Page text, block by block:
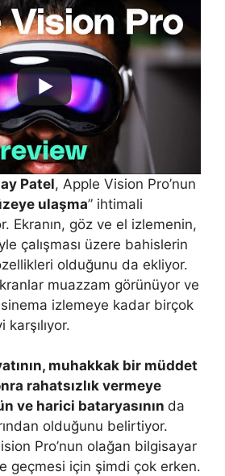
Patel, Apple Vision Pro’nun
ulaşma” ihtimali
Ekranın, göz ve el izlemenin,
çalışması üzere bahislerin
olduğunu da ekliyor.
muazzam görünüyor ve
izlemeye kadar birçok
muhakkak bir müddet
rahatsızlık vermeye
ve harici bataryasının da
olduğunu belirtiyor.
Pro’nun olağan bilgisayar
geçmesi için şimdi çok erken.